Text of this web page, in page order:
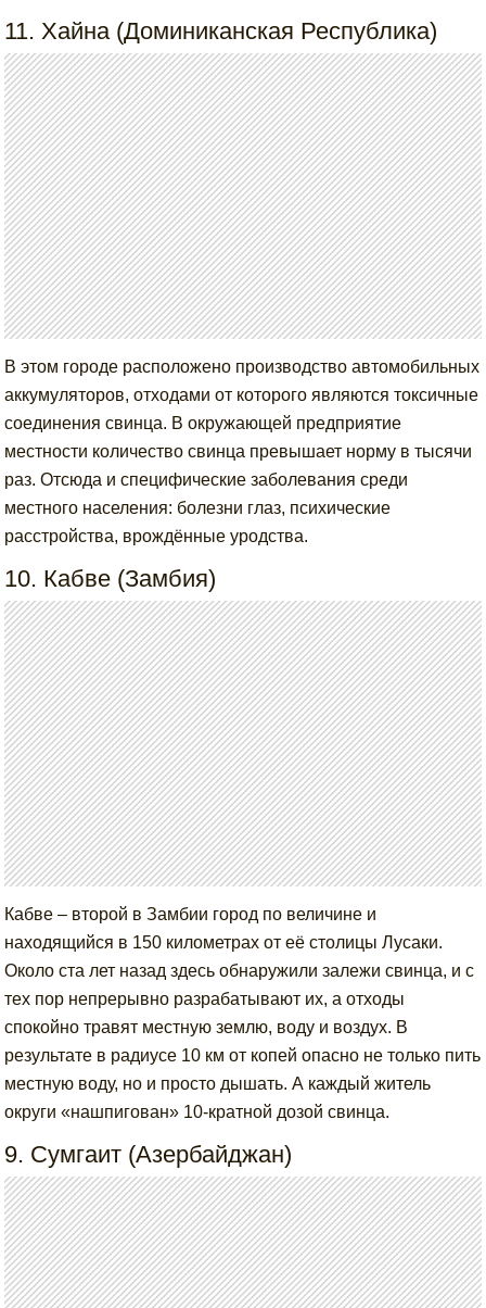
11. Хайна (Доминиканская Республика)
В этом городе расположено производство автомобильных
аккумуляторов, отходами от которого являются токсичные
соединения свинца. В окружающей предприятие
местности количество свинца превышает норму в тысячи
раз. Отсюда и специфические заболевания среди
местного населения: болезни глаз, психические
расстройства, врождённые уродства.
10. Кабве (Замбия)
Кабве – второй в Замбии город по величине и
находящийся в 150 километрах от её столицы Лусаки.
Около ста лет назад здесь обнаружили залежи свинца, и с
тех пор непрерывно разрабатывают их, а отходы
спокойно травят местную землю, воду и воздух. В
результате в радиусе 10 км от копей опасно не только пить
местную воду, но и просто дышать. А каждый житель
округи «нашпигован» 10-кратной дозой свинца.
9. Сумгаит (Азербайджан)